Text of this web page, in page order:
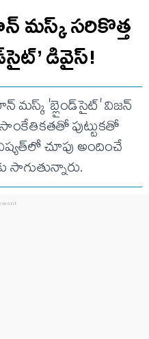
మస్క్ సరికొత్త
డివైస్‌!
మస్క్ 'బ్లైండ్‌సైట్' విజన్
పుట్టుకతో
చూపు అందించే
సాగుతున్నారు.